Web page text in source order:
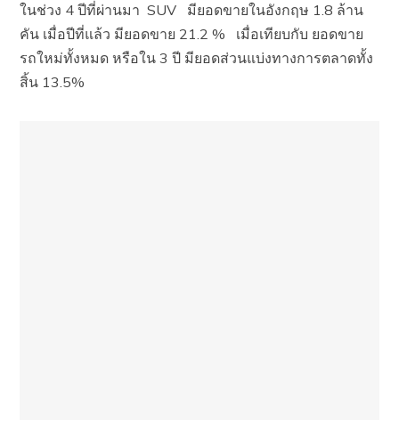
ในช่วง 4 ปีที่่ผ่านมา SUV มียอดขายในอังกฤษ 1.8 ล้าน
คัน เมื่อปีที่แล้ว มียอดขาย 21.2 % เมื่อเทียบกับ ยอดขาย
รถใหม่ทั้งหมด หรือใน 3 ปี มียอดส่วนแบ่งทางการตลาดทั้ง
สิ้น 13.5%